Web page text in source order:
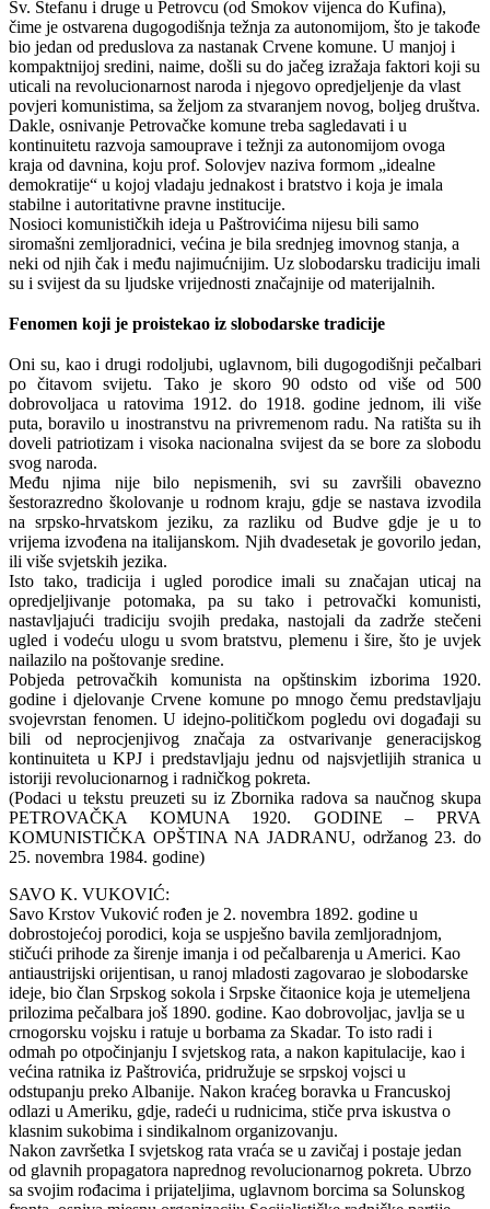
Sv. Stefanu i druge u Petrovcu (od Smokov vijenca do Kufina),
čime je ostvarena dugogodišnja težnja za autonomijom, što je takođe
bio jedan od preduslova za nastanak Crvene komune. U manjoj i
kompaktnijoj sredini, naime, došli su do jačeg izražaja faktori koji su
uticali na revolucionarnost naroda i njegovo opredjeljenje da vlast
povjeri komunistima, sa željom za stvaranjem novog, boljeg društva.
Dakle, osnivanje Petrovačke komune treba sagledavati i u
kontinuitetu razvoja samouprave i težnji za autonomijom ovoga
kraja od davnina, koju prof. Solovjev naziva formom „idealne
demokratije“ u kojoj vladaju jednakost i bratstvo i koja je imala
stabilne i autoritativne pravne institucije.
Nosioci komunističkih ideja u Paštrovićima nijesu bili samo
siromašni zemljoradnici, većina je bila srednjeg imovnog stanja, a
neki od njih čak i među najimućnijim. Uz slobodarsku tradiciju imali
su i svijest da su ljudske vrijednosti značajnije od materijalnih.
Fenomen koji je proistekao iz slobodarske tradicije
Oni su, kao i drugi rodoljubi, uglavnom, bili dugogodišnji pečalbari
po čitavom svijetu. Tako je skoro 90 odsto od više od 500
dobrovoljaca u ratovima 1912. do 1918. godine jednom, ili više
puta, boravilo u inostranstvu na privremenom radu. Na ratišta su ih
doveli patriotizam i visoka nacionalna svijest da se bore za slobodu
svog naroda.
Među njima nije bilo nepismenih, svi su završili obavezno
šestorazredno školovanje u rodnom kraju, gdje se nastava izvodila
na srpsko-hrvatskom jeziku, za razliku od Budve gdje je u to
vrijema izvođena na italijanskom. Njih dvadesetak je govorilo jedan,
ili više svjetskih jezika.
Isto tako, tradicija i ugled porodice imali su značajan uticaj na
opredjeljivanje potomaka, pa su tako i petrovački komunisti,
nastavljajući tradiciju svojih predaka, nastojali da zadrže stečeni
ugled i vodeću ulogu u svom bratstvu, plemenu i šire, što je uvjek
nailazilo na poštovanje sredine.
Pobjeda petrovačkih komunista na opštinskim izborima 1920.
godine i djelovanje Crvene komune po mnogo čemu predstavljaju
svojevrstan fenomen. U idejno-političkom pogledu ovi događaji su
bili od neprocjenjivog značaja za ostvarivanje generacijskog
kontinuiteta u KPJ i predstavljaju jednu od najsvjetlijih stranica u
istoriji revolucionarnog i radničkog pokreta.
(Podaci u tekstu preuzeti su iz Zbornika radova sa naučnog skupa
PETROVAČKA KOMUNA 1920. GODINE – PRVA
KOMUNISTIČKA OPŠTINA NA JADRANU, održanog 23. do
25. novembra 1984. godine)
SAVO K. VUKOVIĆ:
Savo Krstov Vuković rođen je 2. novembra 1892. godine u
dobrostojećoj porodici, koja se uspješno bavila zemljoradnjom,
stičući prihode za širenje imanja i od pečalbarenja u Americi. Kao
antiaustrijski orijentisan, u ranoj mladosti zagovarao je slobodarske
ideje, bio član Srpskog sokola i Srpske čitaonice koja je utemeljena
prilozima pečalbara još 1890. godine. Kao dobrovoljac, javlja se u
crnogorsku vojsku i ratuje u borbama za Skadar. To isto radi i
odmah po otpočinjanju I svjetskog rata, a nakon kapitulacije, kao i
većina ratnika iz Paštrovića, pridružuje se srpskoj vojsci u
odstupanju preko Albanije. Nakon kraćeg boravka u Francuskoj
odlazi u Ameriku, gdje, radeći u rudnicima, stiče prva iskustva o
klasnim sukobima i sindikalnom organizovanju.
Nakon završetka I svjetskog rata vraća se u zavičaj i postaje jedan
od glavnih propagatora naprednog revolucionarnog pokreta. Ubrzo
sa svojim rođacima i prijateljima, uglavnom borcima sa Solunskog